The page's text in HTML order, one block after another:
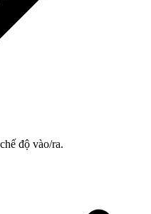
độ vào/ra.